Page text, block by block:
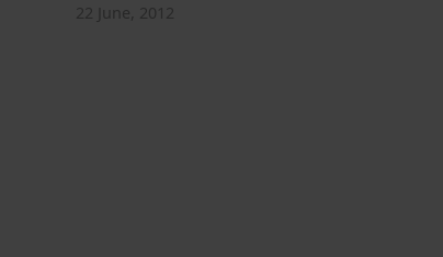
22 June, 2012